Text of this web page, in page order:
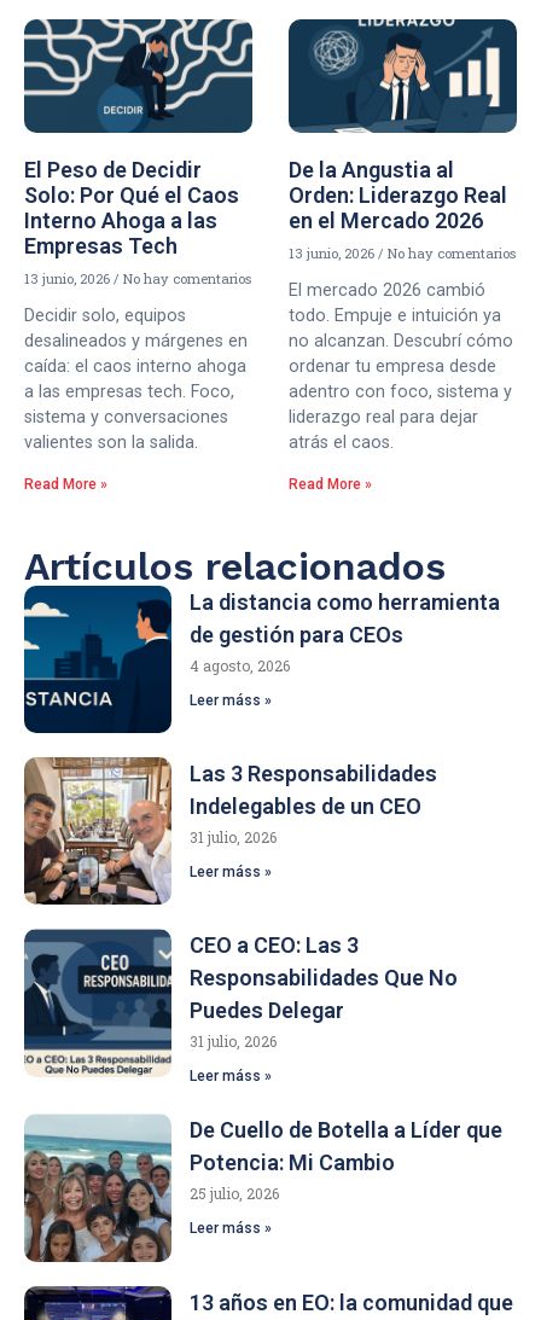
El Peso de Decidir
Solo: Por Qué el Caos
Interno Ahoga a las
Empresas Tech
13 junio, 2026 No hay comentarios
Decidir solo, equipos
desalineados y márgenes en
caída: el caos interno ahoga
a las empresas tech. Foco,
sistema y conversaciones
valientes son la salida.
Read More »
De la Angustia al
Orden: Liderazgo Real
en el Mercado 2026
13 junio, 2026 No hay comentarios
El mercado 2026 cambió
todo. Empuje e intuición ya
no alcanzan. Descubrí cómo
ordenar tu empresa desde
adentro con foco, sistema y
liderazgo real para dejar
atrás el caos.
Read More »
Artículos relacionados
La distancia como herramienta
de gestión para CEOs
4 agosto, 2026
Leer máss »
Las 3 Responsabilidades
Indelegables de un CEO
31 julio, 2026
Leer máss »
CEO a CEO: Las 3
Responsabilidades Que No
Puedes Delegar
31 julio, 2026
Leer máss »
De Cuello de Botella a Líder que
Potencia: Mi Cambio
25 julio, 2026
Leer máss »
13 años en EO: la comunidad que